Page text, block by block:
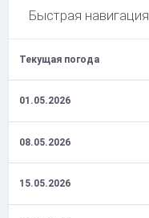
Быстрая навигация
Текущая погода
01.05.2026
08.05.2026
15.05.2026